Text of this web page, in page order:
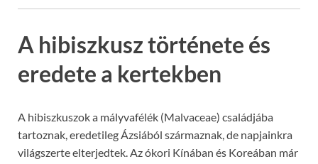
A hibiszkusz története és
eredete a kertekben
A hibiszkuszok a mályvafélék (Malvaceae) családjába
tartoznak, eredetileg Ázsiából származnak, de napjainkra
világszerte elterjedtek. Az ókori Kínában és Koreában már